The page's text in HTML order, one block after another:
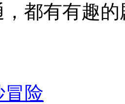
都有有趣
冒险